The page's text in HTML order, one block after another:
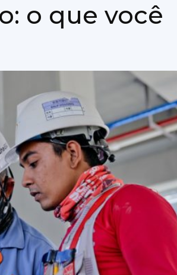
o que você